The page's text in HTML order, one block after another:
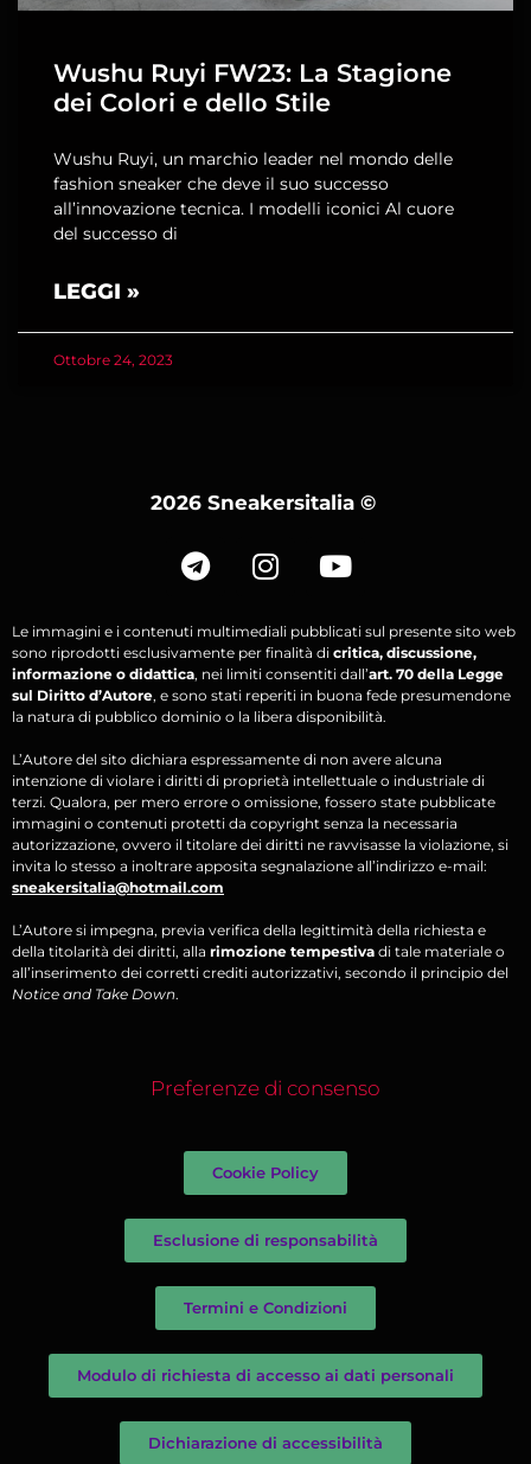
Wushu Ruyi FW23: La Stagione
dei Colori e dello Stile
Wushu Ruyi, un marchio leader nel mondo delle
fashion sneaker che deve il suo successo
all’innovazione tecnica. I modelli iconici Al cuore
del successo di
LEGGI »
Ottobre 24, 2023
2026 Sneakersitalia ©
Le immagini e i contenuti multimediali pubblicati sul presente sito web
sono riprodotti esclusivamente per finalità di critica, discussione,
informazione o didattica, nei limiti consentiti dall’art. 70 della Legge
sul Diritto d’Autore, e sono stati reperiti in buona fede presumendone
la natura di pubblico dominio o la libera disponibilità.
L’Autore del sito dichiara espressamente di non avere alcuna
intenzione di violare i diritti di proprietà intellettuale o industriale di
terzi. Qualora, per mero errore o omissione, fossero state pubblicate
immagini o contenuti protetti da copyright senza la necessaria
autorizzazione, ovvero il titolare dei diritti ne ravvisasse la violazione, si
invita lo stesso a inoltrare apposita segnalazione all’indirizzo e-mail:
sneakersitalia@hotmail.com
L’Autore si impegna, previa verifica della legittimità della richiesta e
della titolarità dei diritti, alla rimozione tempestiva di tale materiale o
all’inserimento dei corretti crediti autorizzativi, secondo il principio del
Notice and Take Down.
Preferenze di consenso
Cookie Policy
Esclusione di responsabilità
Termini e Condizioni
Modulo di richiesta di accesso ai dati personali
Dichiarazione di accessibilità